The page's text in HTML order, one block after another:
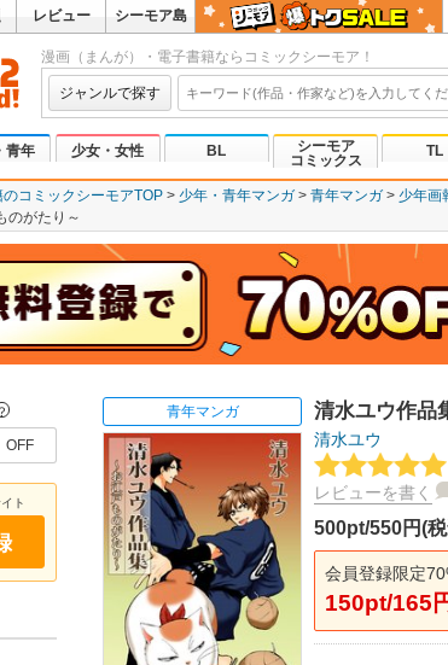
レビュー シーモア島
漫画（まんが）・電子書籍ならコミックシーモア！
ジャンルで探す
青年 少女・女性 BL
シーモア
コミックス
TL
コミックシーモアTOP 少年・青年マンガ 青年マンガ 少年画
のがたり～
OFF
ト
青年マンガ 清水ユウ作品
清水ユウ
レビューを書く
500pt/550円(
会員登録限定
150pt/165